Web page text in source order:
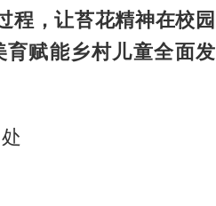
程，让苔花精神在校园
赋能乡村儿童全面发